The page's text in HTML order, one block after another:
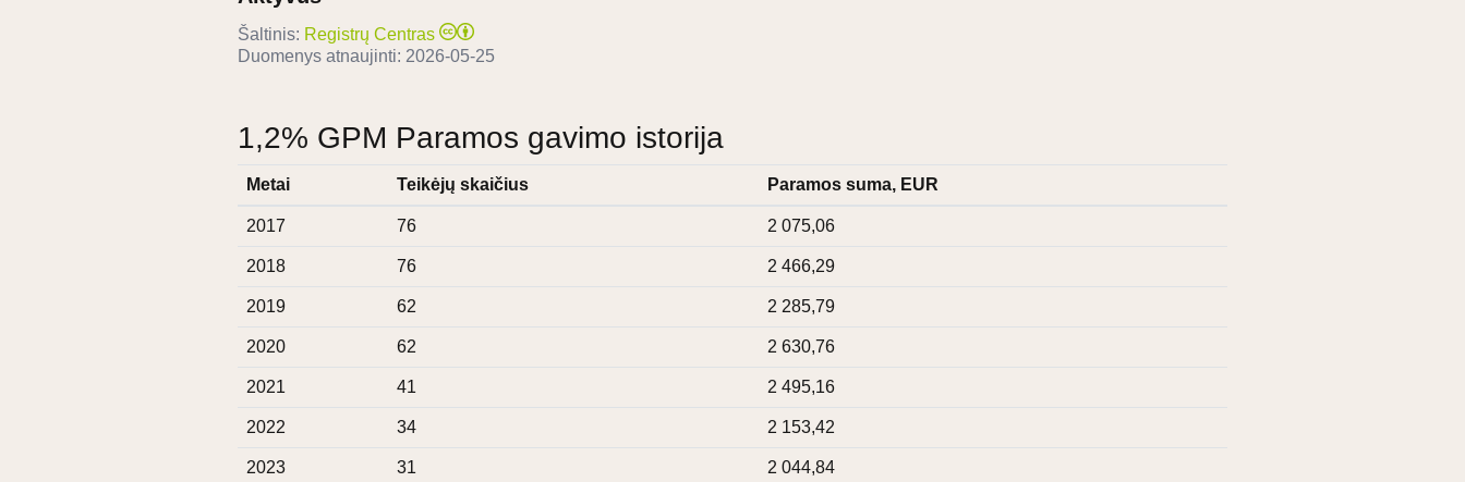
Šaltinis: Registrų Centras
Duomenys atnaujinti: 2026-05-25
1,2% GPM Paramos gavimo istorija
Metai Teikėjų skaičius Paramos suma, EUR
2017 76 2 075,06
2018 76 2 466,29
2019 62 2 285,79
2020 62 2 630,76
2021 41 2 495,16
2022 34 2 153,42
2023 31 2 044,84